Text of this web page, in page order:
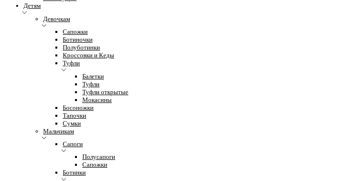
Детям
Девочкам
Сапожки
Ботиночки
Полуботинки
Кроссовки и Кеды
Туфли
Балетки
Туфли
Туфли открытые
Мокасины
Босоножки
Тапочки
Сумки
Мальчикам
Сапоги
Полусапоги
Сапожки
Ботинки